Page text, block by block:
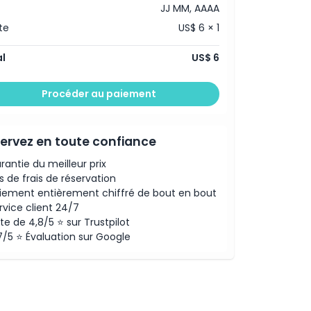
JJ MM, AAAA
US$ 6 × 1
US$ 6
Procéder au paiement
en toute confiance
du meilleur prix
de frais de réservation
entièrement chiffré de bout en bout
client 24/7
de 4,8/5 ⭐ sur Trustpilot
5 ⭐ Évaluation sur Google